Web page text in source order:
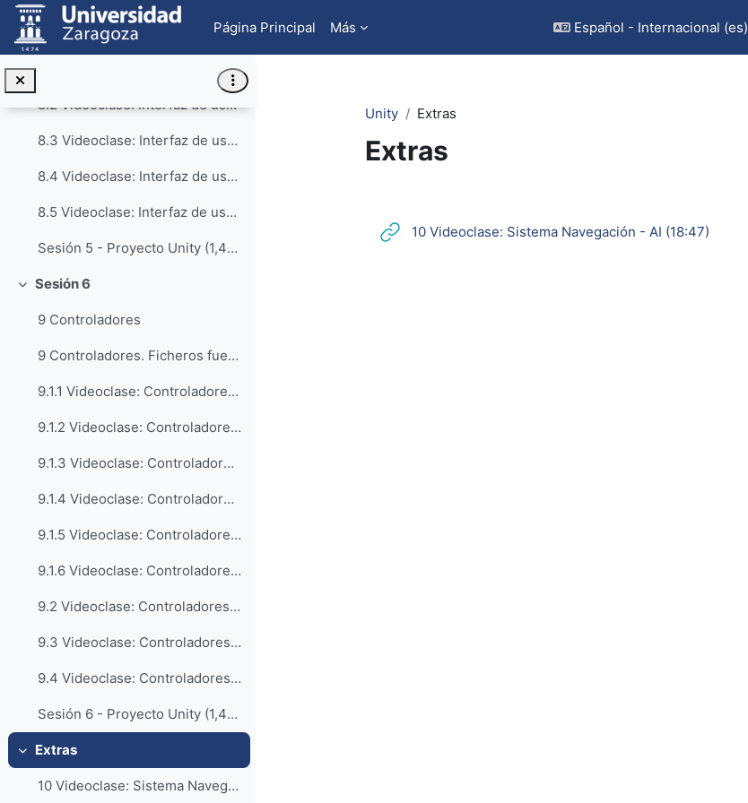
Salta al contenido principal
Página Principal
Más Español - Internacional ‎(es)‎
8 Interfaz de usuario. Ficheros fuente (formato 7z)
8.1 Videoclase: Interfaz de usuario. Intro - Interfaz (24:55)
8.2 Videoclase: Interfaz de usuario. Cuadro 2. Marcador (7:33)
8.3 Videoclase: Interfaz de usuario. Cuadro 2. Cronometro (8:11)
8.4 Videoclase: Interfaz de usuario. Menu Opciones (14:55)
8.5 Videoclase: Interfaz de usuario. Integrar Menu Opciones (9:50)
Sesión 5 - Proyecto Unity (1,46 GBy. Comprimido en 7z)
Colapsar
Sesión 6
9 Controladores
9 Controladores. Ficheros fuente (formato 7z)
9.1.1 Videoclase: Controladores.Intro y preparación (13:56)
9.1.2 Videoclase: Controladores.transform.Position (16:31)
9.1.3 Videoclase: Controladores. transform.Métodos (4:10)
9.1.4 Videoclase: Controladores. Giro (6:13)
9.1.5 Videoclase: Controladores. Rigidbody (11:16)
9.1.6 Videoclase: Controladores. CharacterController (6:29)
9.2 Videoclase: Controladores - Personaje (16:54)
9.3 Videoclase: Controladores - Disparo (23:36)
9.4 Videoclase: Controladores - Explosión (16:28)
Sesión 6 - Proyecto Unity (1,46 GBy. Comprimido en 7z)
Colapsar
Extras
10 Videoclase: Sistema Navegación - AI (18:47)
Unity Extras
Extras
10 Videoclase: Sistema Navegación - AI (18:47)URL